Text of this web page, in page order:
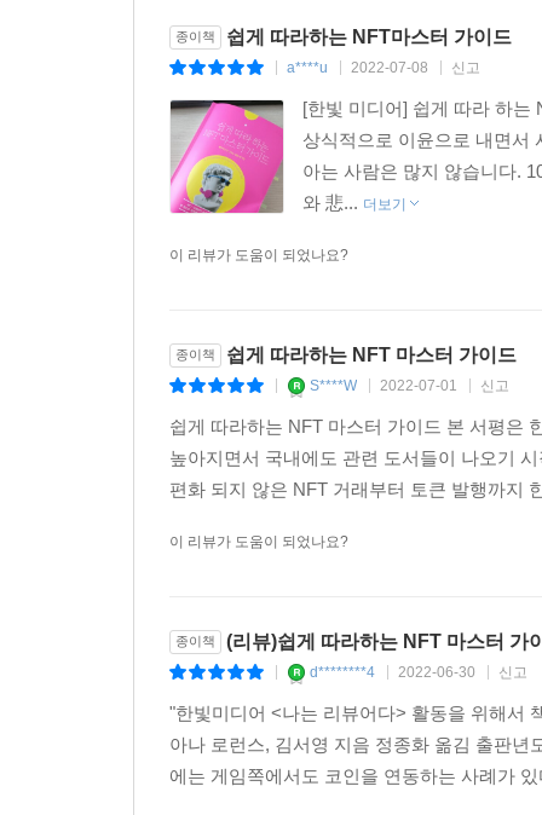
종이책 쉽게 따라하는 NFT마스터 가이드
a****u 2022-07-08 신고
[한빛 미디어] 쉽게 따라 하는
상식적으로 이윤으로 내면서
아는 사람은 많지 않습니다.
와 悲... 더보기
이 리뷰가 도움이 되었나요?
종이책 쉽게 따라하는 NFT 마스터 가이드
S****W 2022-07-01 신고
쉽게 따라하는 NFT 마스터 가이드 본 서평은
높아지면서 국내에도 관련 도서들이 나오기
편화 되지 않은 NFT 거래부터 토큰 발행까지
이 리뷰가 도움이 되었나요?
종이책 (리뷰)쉽게 따라하는 NFT 마스터 가
d********4 2022-06-30 신고
"한빛미디어 <나는 리뷰어다> 활동을 위해서
아나 로런스, 김서영 지음 정종화 옮김 출판년
에는 게임쪽에서도 코인을 연동하는 사례가